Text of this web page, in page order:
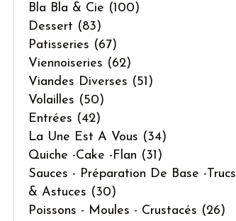
Bla Bla & Cie (100)
Dessert (83)
Patisseries (67)
Viennoiseries (62)
Viandes Diverses (51)
Volailles (50)
Entrées (42)
La Une Est A Vous (34)
Quiche -cake -flan (31)
Sauces - Préparation De Base -trucs
& Astuces (30)
Poissons - Moules - Crustacés (26)